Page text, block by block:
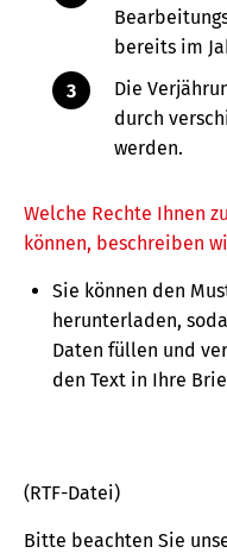
bereits im
Die
durch
werden.
Welche Rechte Ihnen
können, beschreiben
Sie können den
herunterladen,
Daten füllen und
den Text in Ihre
(RTF-Datei)
Bitte beachten Sie